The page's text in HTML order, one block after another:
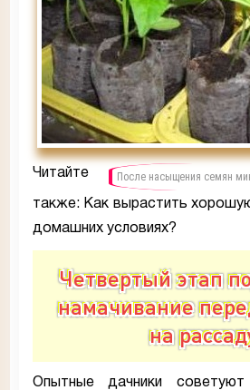
После насыщения семян
Читайте
также: Как вырастить
домашних условиях?
Четвертый этап
намачивание
на
Опытные дачники